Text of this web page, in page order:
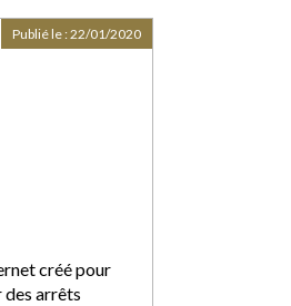
créé pour
arrêts
Publié le :22/01/2020